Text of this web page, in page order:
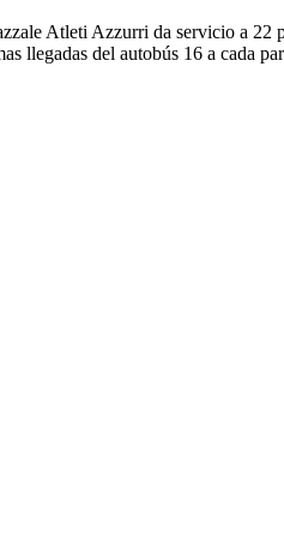
Atleti Azzurri da servicio a 22
llegadas del autobús 16 a cada